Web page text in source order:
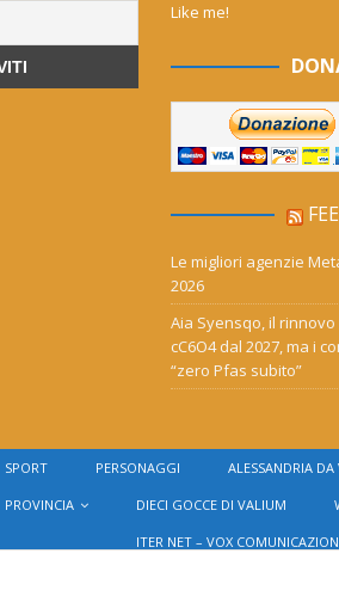
Like me!
Le migliori agenzie
2026
Aia Syensqo, il
cC6O4 dal 2027, ma i
“zero Pfas subito”
SPORT PERSONAGGI ALESSANDRIA DA
PROVINCIA DIECI GOCCE DI VALIUM
ITER NET – VOX